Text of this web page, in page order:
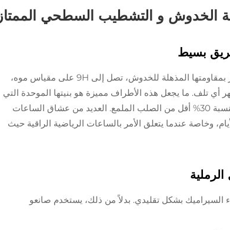
الخدوش و التشطيب السطحي الممتاز
بريق بسيط
الأطراف السيراميكية المصنوعة من أكسيد الزركونيوم تبرز بمقاومتها المذهلة للخدوش، تصل إلى 9H على مقياس موه،
أي تلف. ما يجعل هذه الأطراف مميزة هو بنيتها الموحدة التي
تمنحها مظهرًا غير مرن وملين هذه النهاية تقلل من الوهج بنسبة 30% أقل من الصلب الملمع. العديد من عشاق الساعات
وخاصة عندما يتعلق الأمر بالساعات الرياضية الراقية حيث
فيكرز) ، لا يمكن طلاء السيراميك بشكل تقليدي. بدلاً من ذلك، يستخدم صانعو